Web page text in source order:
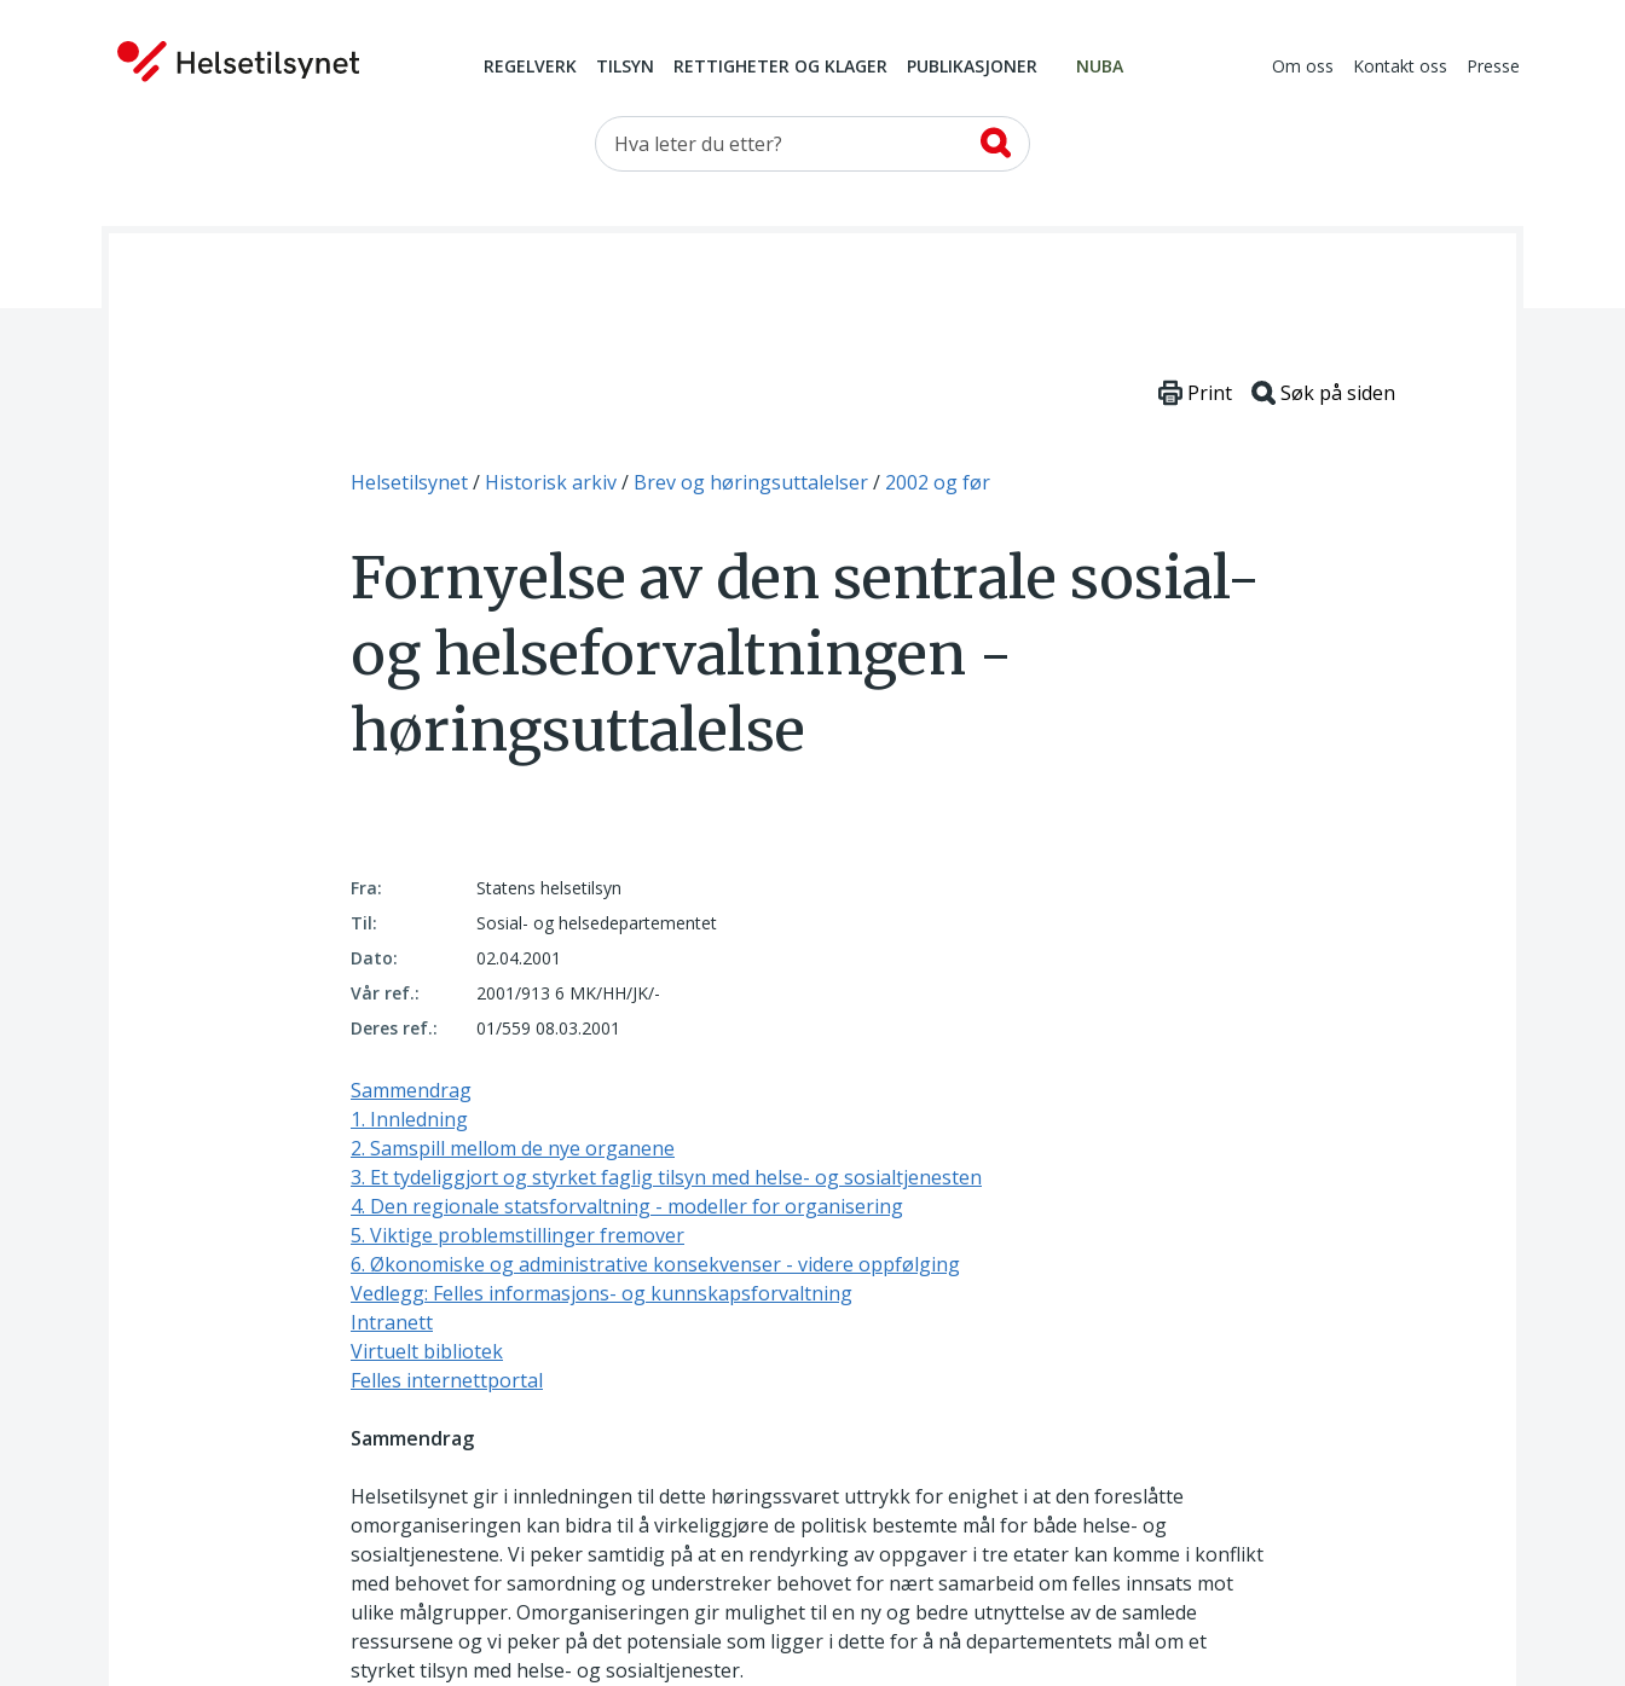
REGELVERK TILSYN RETTIGHETER OG KLAGER PUBLIKASJONER NUBA Om oss Kontakt oss Presse
Hva leter du etter?
Du er her:
Helsetilsynet Historisk arkiv Brev og høringsuttalelser 2002 og før
Print Søk på siden
Fornyelse av den sentrale sosial-
og helseforvaltningen -
høringsuttalelse
Fra:
Statens helsetilsyn
Til:
Sosial- og helsedepartementet
Dato:
02.04.2001
Vår ref.:
2001/913 6 MK/HH/JK/-
Deres ref.:
01/559 08.03.2001
Sammendrag
1. Innledning
2. Samspill mellom de nye organene
3. Et tydeliggjort og styrket faglig tilsyn med helse- og sosialtjenesten
4. Den regionale statsforvaltning - modeller for organisering
5. Viktige problemstillinger fremover
6. Økonomiske og administrative konsekvenser - videre oppfølging
Vedlegg: Felles informasjons- og kunnskapsforvaltning
Intranett
Virtuelt bibliotek
Felles internettportal
Sammendrag
Helsetilsynet gir i innledningen til dette høringssvaret uttrykk for enighet i at den foreslåtte
omorganiseringen kan bidra til å virkeliggjøre de politisk bestemte mål for både helse- og
sosialtjenestene. Vi peker samtidig på at en rendyrking av oppgaver i tre etater kan komme i konflikt
med behovet for samordning og understreker behovet for nært samarbeid om felles innsats mot
ulike målgrupper. Omorganiseringen gir mulighet til en ny og bedre utnyttelse av de samlede
ressursene og vi peker på det potensiale som ligger i dette for å nå departementets mål om et
styrket tilsyn med helse- og sosialtjenester.